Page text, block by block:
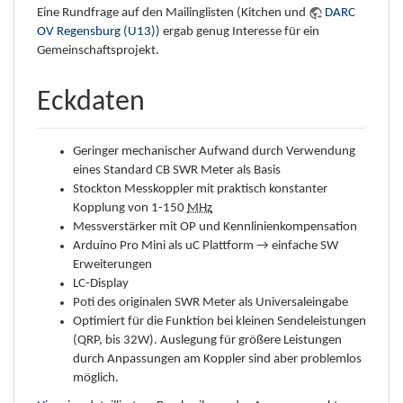
Eine Rundfrage auf den Mailinglisten (Kitchen und
DARC
OV Regensburg (U13)) ergab genug Interesse für ein
Gemeinschaftsprojekt.
Eckdaten
Geringer mechanischer Aufwand durch Verwendung
eines Standard CB SWR Meter als Basis
Stockton Messkoppler mit praktisch konstanter
Kopplung von 1-150 MHz
Messverstärker mit OP und Kennlinienkompensation
Arduino Pro Mini als uC Plattform → einfache SW
Erweiterungen
LC-Display
Poti des originalen SWR Meter als Universaleingabe
Optimiert für die Funktion bei kleinen Sendeleistungen
(QRP, bis 32W). Auslegung für größere Leistungen
durch Anpassungen am Koppler sind aber problemlos
möglich.